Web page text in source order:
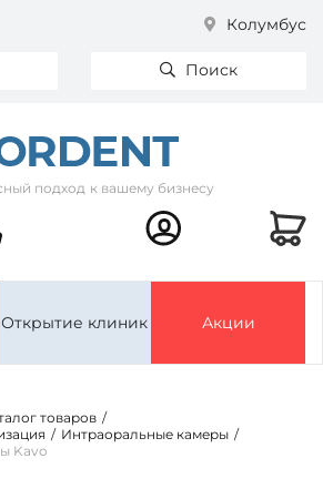
Колумбус
Поиск
подход к вашему бизнесу
Открытие клиник Акции
товаров /
/ Интраоральные камеры /
Kavo